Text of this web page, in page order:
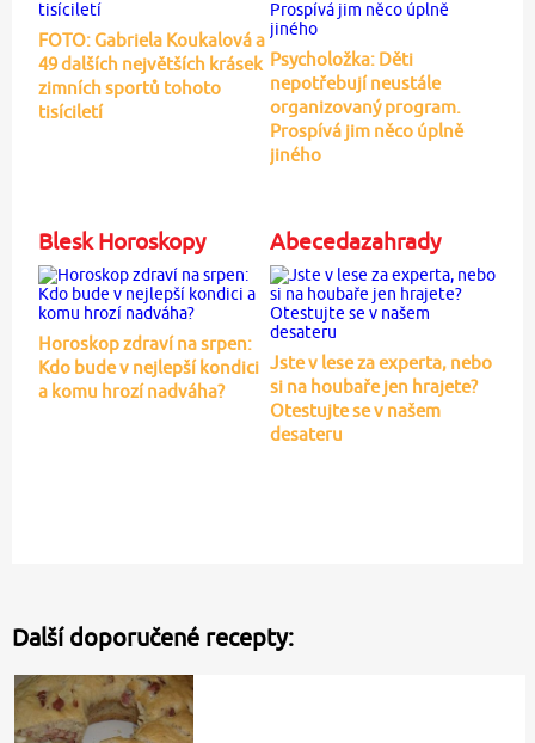
FOTO: Gabriela Koukalová a
49 dalších největších krásek
zimních sportů tohoto
tisíciletí
Psycholožka: Děti
nepotřebují neustále
organizovaný program.
Prospívá jim něco úplně
jiného
Blesk Horoskopy
Horoskop zdraví na srpen:
Kdo bude v nejlepší kondici
a komu hrozí nadváha?
Abecedazahrady
Jste v lese za experta, nebo
si na houbaře jen hrajete?
Otestujte se v našem
desateru
Další doporučené recepty: